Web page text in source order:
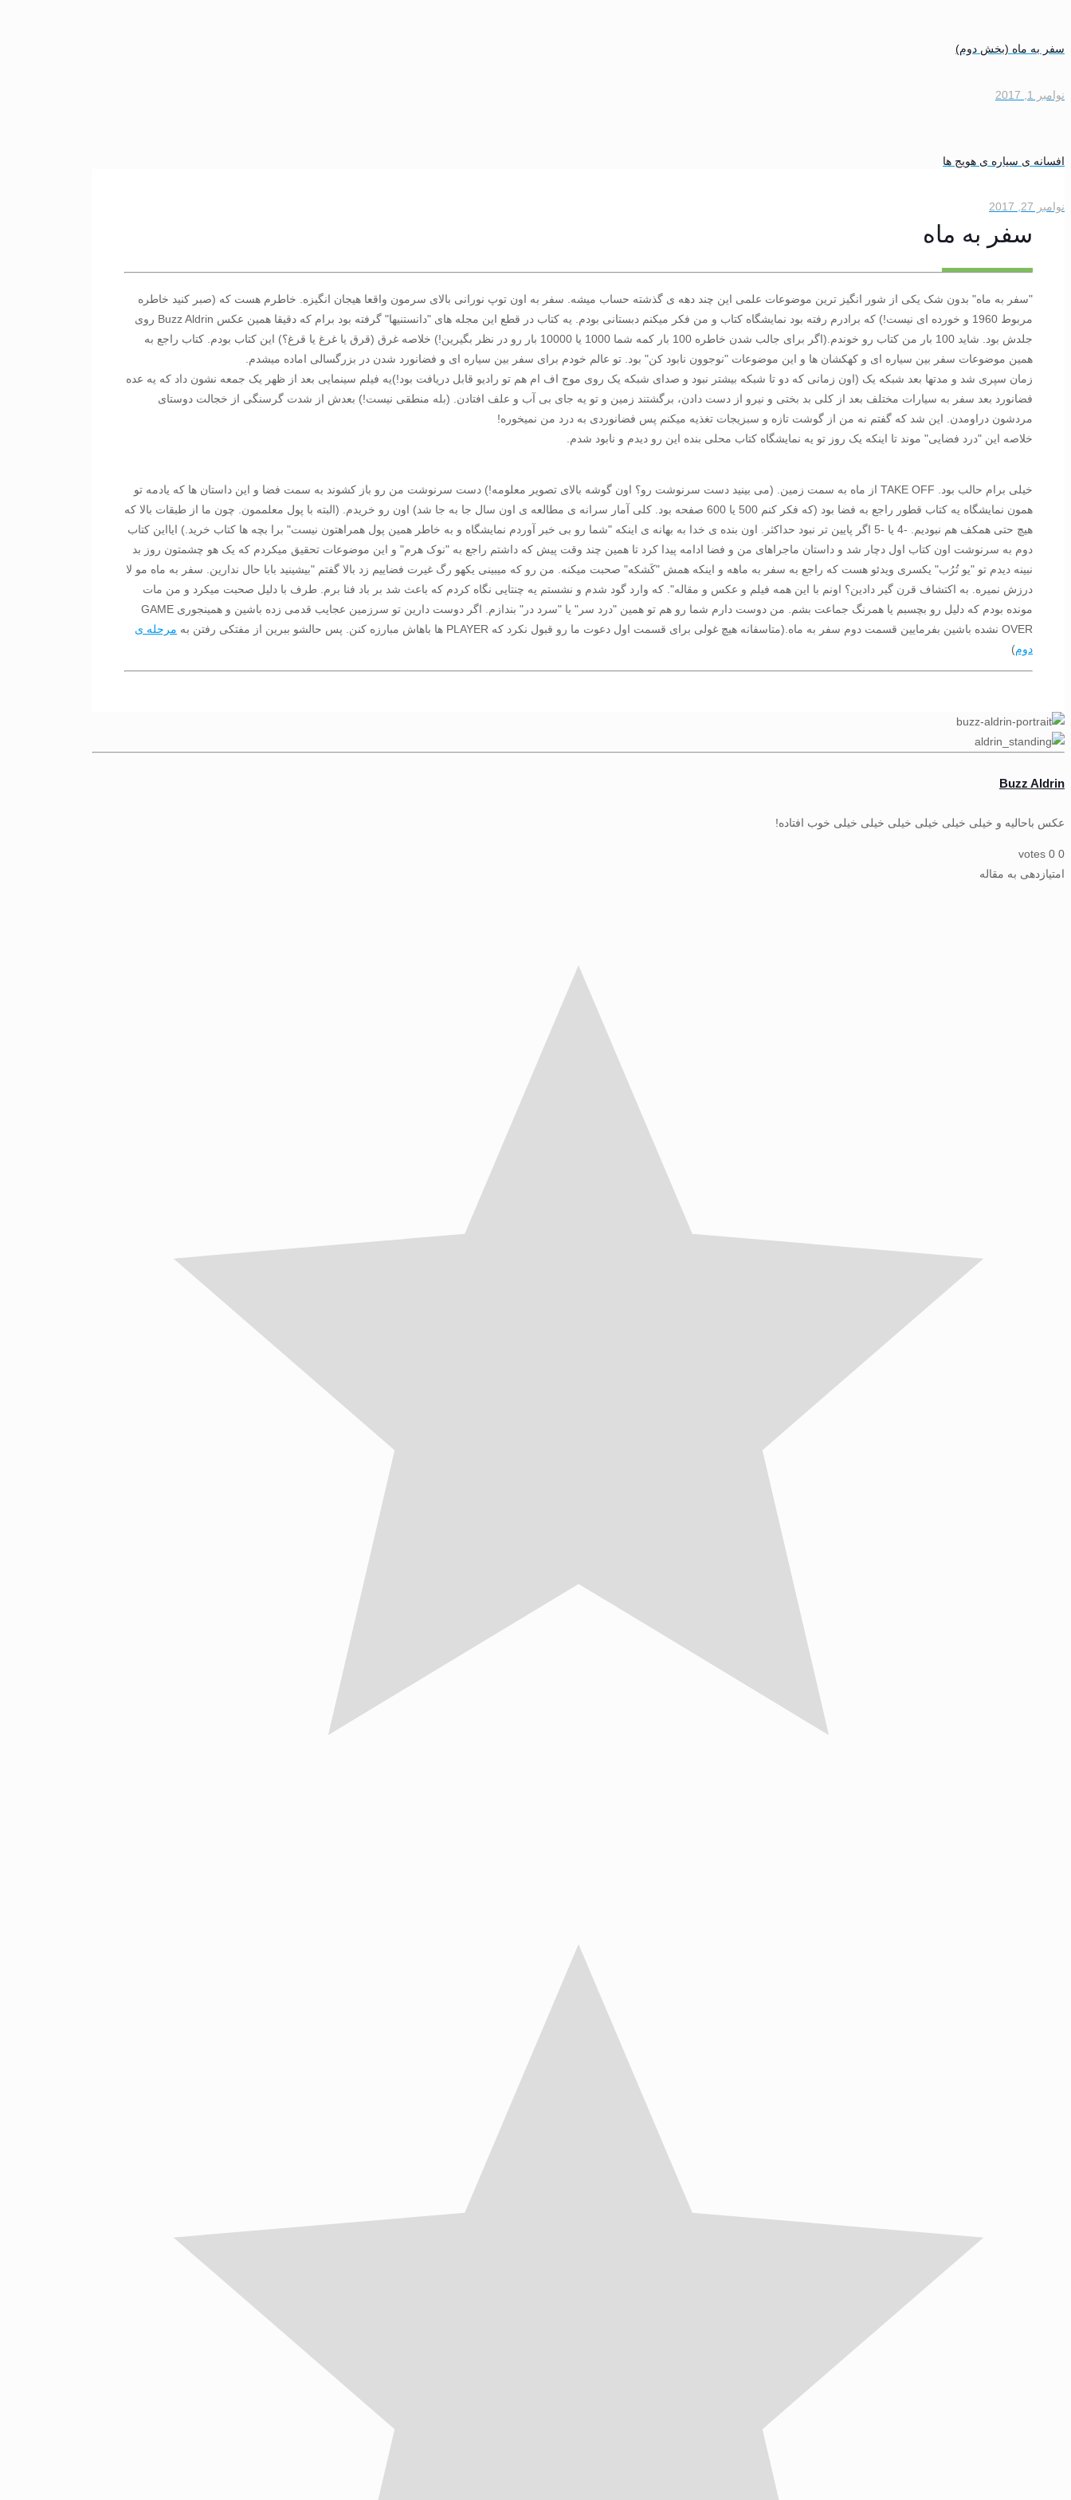
سفر به ماه (بخش دوم)
نوامبر 1, 2017
افسانه ی سیاره ی هویج ها
نوامبر 27, 2017
سفر به ماه
"سفر به ماه" بدون شک یکی از شور انگیز ترین موضوعات علمی این چند دهه ی گذشته حساب میشه. سفر به اون توپ نورانی بالای سرمون واقعا هیجان انگیزه. خاطرم هست که (صبر کنید خاطره
مربوط 1960 و خورده ای نیست!) که برادرم رفته بود نمایشگاه کتاب و من فکر میکنم دبستانی بودم. یه کتاب در قطع این مجله های "دانستنیها" گرفته بود برام که دقیقا همین عکس Buzz Aldrin روی
جلدش بود. شاید 100 بار من کتاب رو خوندم.(اگر برای جالب شدن خاطره 100 بار کمه شما 1000 یا 10000 بار رو در نظر بگیرین!) خلاصه غرق (قرق یا غرغ یا قرغ؟) این کتاب بودم. کتاب راجع به
همین موضوعات سفر بین سیاره ای و کهکشان ها و این موضوعات "نوجوون نابود کن" بود. تو عالم خودم برای سفر بین سیاره ای و فضانورد شدن در بزرگسالی اماده میشدم.
زمان سپری شد و مدتها بعد شبکه یک (اون زمانی که دو تا شبکه بیشتر نبود و صدای شبکه یک روی موج اف ام هم تو رادیو قابل دریافت بود!)یه فیلم سینمایی بعد از ظهر یک جمعه نشون داد که یه عده
فضانورد بعد سفر به سیارات مختلف بعد از کلی بد بختی و نیرو از دست دادن، برگشتند زمین و تو یه جای بی آب و علف افتادن. (بله منطقی نیست!) بعدش از شدت گرسنگی از خجالت دوستای
مردشون دراومدن. این شد که گفتم نه من از گوشت تازه و سبزیجات تغذیه میکنم پس فضانوردی به درد من نمیخوره!
خلاصه این "درد فضایی" موند تا اینکه یک روز تو یه نمایشگاه کتاب محلی بنده این رو دیدم و نابود شدم.
خیلی برام حالب بود. TAKE OFF از ماه به سمت زمین. (می بینید دست سرنوشت رو؟ اون گوشه بالای تصویر معلومه!) دست سرنوشت من رو باز کشوند به سمت فضا و این داستان ها که یادمه تو
همون نمایشگاه یه کتاب قطور راجع به فضا بود (که فکر کنم 500 یا 600 صفحه بود. کلی آمار سرانه ی مطالعه ی اون سال جا به جا شد) اون رو خریدم. (البته با پول معلممون. چون ما از طبقات بالا که
هیچ حتی همکف هم نبودیم. -4 یا -5 اگر پایین تر نبود حداکثر. اون بنده ی خدا به بهانه ی اینکه "شما رو بی خبر آوردم نمایشگاه و به خاطر همین پول همراهتون نیست" برا بچه ها کتاب خرید.) ایااین کتاب
دوم به سرنوشت اون کتاب اول دچار شد و داستان ماجراهای من و فضا ادامه پیدا کرد تا همین چند وقت پیش که داشتم راجع به "نوک هرم" و این موضوعات تحقیق میکردم که یک هو چشمتون روز بد
نبینه دیدم تو "یو تُرُب" یکسری ویدئو هست که راجع به سفر به ماهه و اینکه همش "کَشکه" صحبت میکنه. من رو که میبینی یکهو رگ غیرت فضاییم زد بالا گفتم "بیشینید بابا حال ندارین. سفر به ماه مو لا
درزش نمیره. به اکتشاف قرن گیر دادین؟ اونم با این همه فیلم و عکس و مقاله". که وارد گود شدم و نشستم یه چنتایی نگاه کردم که باعث شد بر باد فنا برم. طرف با دلیل صحبت میکرد و من مات
مونده بودم که دلیل رو بچسبم یا همرنگ جماعت بشم. من دوست دارم شما رو هم تو همین "درد سر" یا "سرد در" بندازم. اگر دوست دارین تو سرزمین عجایب قدمی زده باشین و همینجوری GAME
OVER نشده باشین بفرمایین قسمت دوم سفر به ماه.(متاسفانه هیچ غولی برای قسمت اول دعوت ما رو قبول نکرد که PLAYER ها باهاش مبارزه کنن. پس حالشو ببرین از مفتکی رفتن به
مرحله ی
دوم)
Buzz Aldrin
عکس باحالیه و خیلی خیلی خیلی خیلی خیلی خیلی خوب افتاده!
0
0
votes
امتیازدهی به مقاله